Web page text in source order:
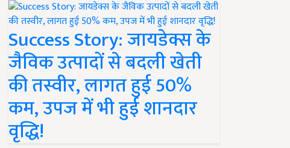
Success Story: जायडेक्स के
जैविक उत्पादों से बदली खेती
की तस्वीर, लागत हुई 50%
कम, उपज में भी हुई शानदार
वृद्धि!